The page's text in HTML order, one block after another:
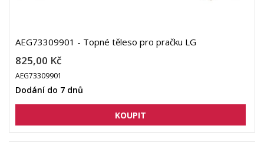
AEG73309901 - Topné těleso pro pračku LG
825,00 Kč
AEG73309901
Dodání do 7 dnů